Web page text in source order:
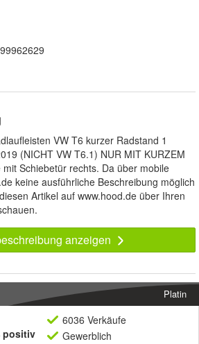
VW T6 kurzer Radstand 1
(NICHT VW T6.1) NUR MIT KURZEM
mit Schiebetür rechts. Da über mobile
keine ausführliche Beschreibung möglich
Artikel auf www.hood.de über Ihren
anzeigen
Platin
positiv
6036 Verkäufe
Gewerblich